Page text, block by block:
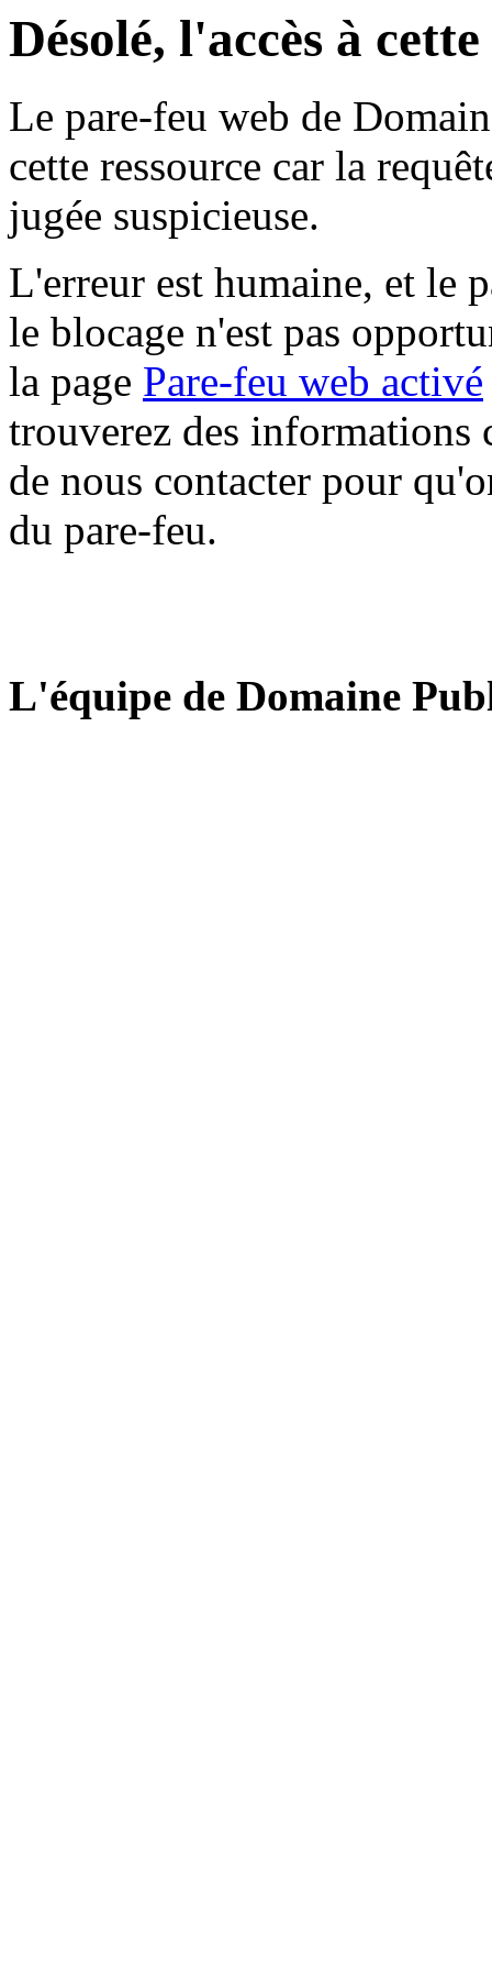
Désolé, l'accès à
Le pare-feu web de
cette ressource car la
jugée suspicieuse.
L'erreur est humaine, et le
le blocage n'est pas
la page Pare-feu web activé
trouverez des informations
de nous contacter pour
du pare-feu.
L'équipe de Domaine